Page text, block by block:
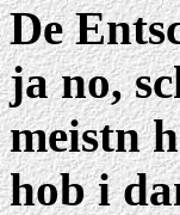
De
ja no,
meistn
hob i